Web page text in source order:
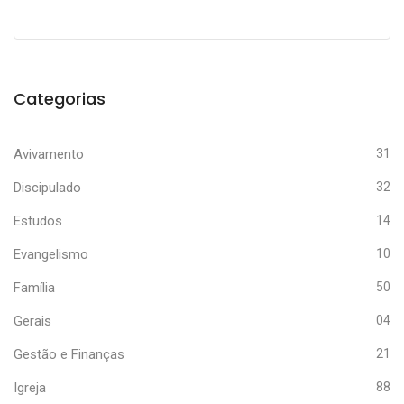
Categorias
Avivamento 31
Discipulado 32
Estudos 14
Evangelismo 10
Família 50
Gerais 04
Gestão e Finanças 21
Igreja 88